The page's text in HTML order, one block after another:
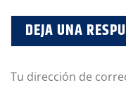
DEJA UNA
Tu dirección de